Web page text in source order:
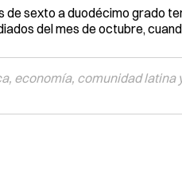
de sexto a duodécimo grado
del mes de octubre,
economía, comunidad latina